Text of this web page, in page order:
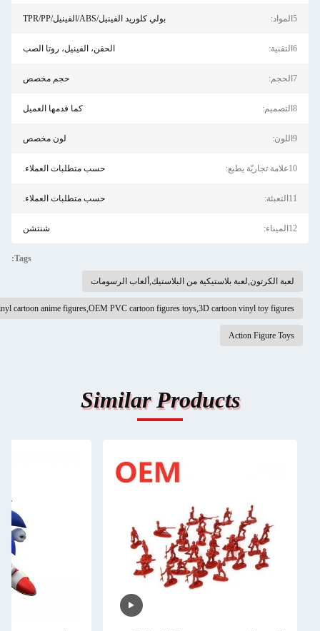
بولي كلوريد الفينيل/ABS/الفينيل/TPR/PP
الحقن، الفينيل، روتا الصب
حجم مخصص
كما قدمها العميل
لون مخصص
حسب متطلبات العملاء.
حسب متطلبات العملاء.
الكرتون,لعبة بلاستيكية من البلاستيك,ألعاب الرسومات
custom vinyl cartoon anime figures,OEM PVC cartoon figures toys,3D cartoon vinyl toy
Action Figure
Similar Products